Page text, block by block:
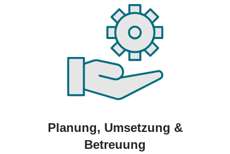
Planung, Umsetzung &
Betreuung